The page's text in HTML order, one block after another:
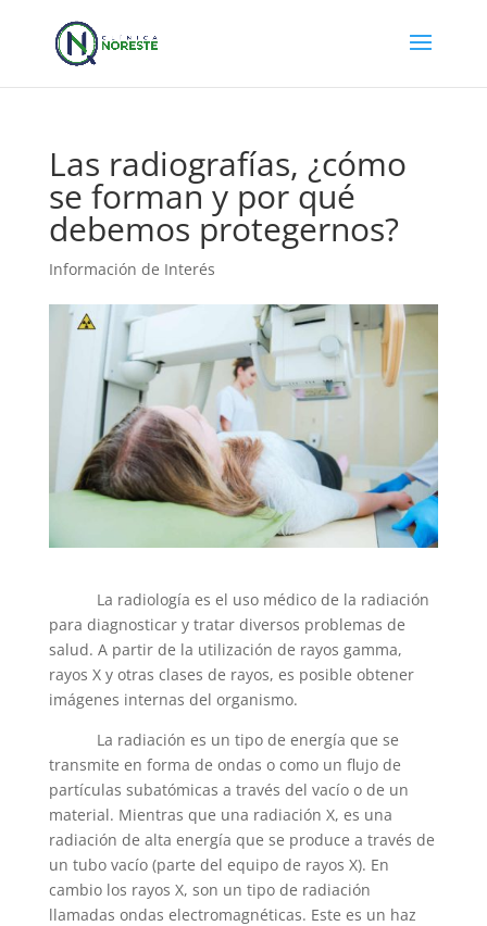
Las radiografías, ¿cómo
se forman y por qué
debemos protegernos?
Información de Interés
La radiología es el uso médico de la radiación
para diagnosticar y tratar diversos problemas de
salud. A partir de la utilización de rayos gamma,
rayos X y otras clases de rayos, es posible obtener
imágenes internas del organismo.
La radiación es un tipo de energía que se
transmite en forma de ondas o como un flujo de
partículas subatómicas a través del vacío o de un
material. Mientras que una radiación X, es una
radiación de alta energía que se produce a través de
un tubo vacío (parte del equipo de rayos X). En
cambio los rayos X, son un tipo de radiación
llamadas ondas electromagnéticas. Este es un haz